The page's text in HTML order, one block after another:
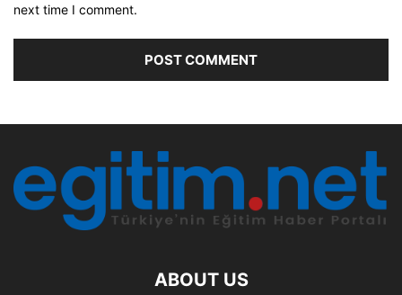
next time I comment.
ABOUT US